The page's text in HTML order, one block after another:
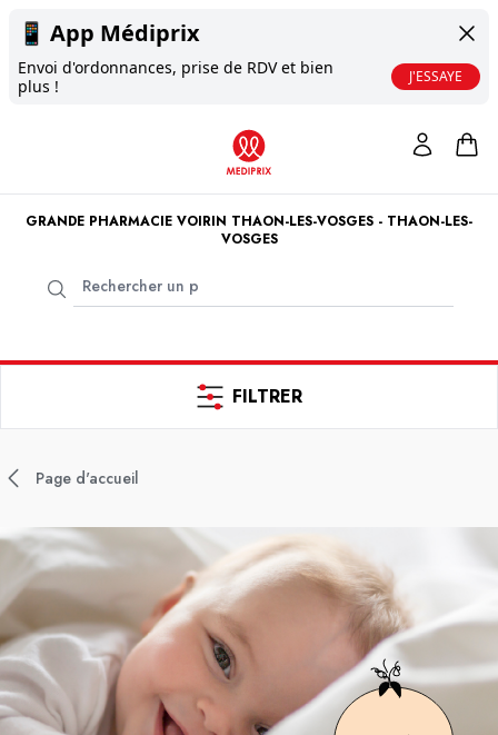
📱 App Médiprix
Envoi d'ordonnances, prise de RDV et bien
plus !
J'ESSAYE
GRANDE PHARMACIE VOIRIN THAON-LES-VOSGES - THAON-LES-
VOSGES
FILTRER
Page d'accueil